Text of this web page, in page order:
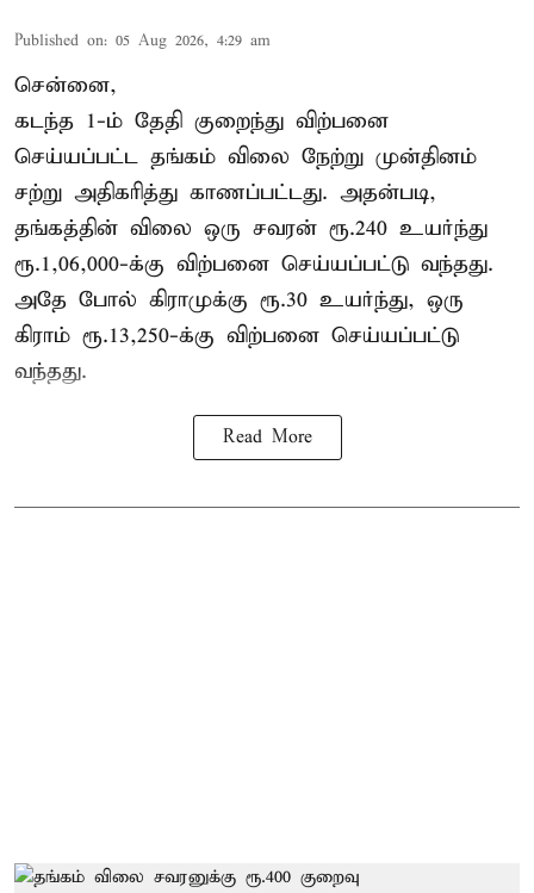
Published on: 05 Aug 2026, 4:29 am
சென்னை,
கடந்த 1-ம் தேதி குறைந்து விற்பனை
செய்யப்பட்ட தங்கம் விலை நேற்று முன்தினம்
சற்று அதிகரித்து காணப்பட்டது. அதன்படி,
தங்கத்தின் விலை ஒரு சவரன் ரூ.240 உயர்ந்து
ரூ.1,06,000-க்கு விற்பனை செய்யப்பட்டு வந்தது.
அதே போல் கிராமுக்கு ரூ.30 உயர்ந்து, ஒரு
கிராம் ரூ.13,250-க்கு விற்பனை செய்யப்பட்டு
வந்தது.
Read More